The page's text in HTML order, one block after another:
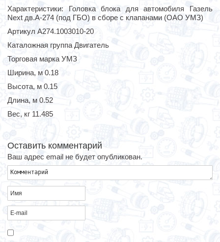
Характеристики: Головка блока для автомобиля Газель
Next дв.А-274 (под ГБО) в сборе с клапанами (ОАО УМЗ)
Артикул А274.1003010-20
Каталожная группа Двигатель
Торговая марка УМЗ
Ширина, м 0.18
Высота, м 0.15
Длина, м 0.52
Вес, кг 11.485
Оставить комментарий
Ваш адрес email не будет опубликован.